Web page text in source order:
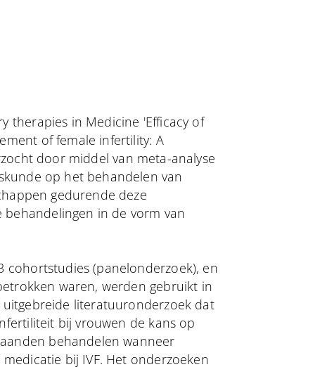
therapies in Medicine 'Efficacy of
of female infertility: A
door middel van meta-analyse
op het behandelen van
gedurende deze
behandelingen in de vorm van
cohortstudies (panelonderzoek), en
waren, werden gebruikt in
uitgebreide literatuuronderzoek dat
bij vrouwen de kans op
behandelen wanneer
bij IVF. Het onderzoeken